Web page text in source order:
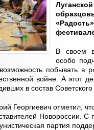
В своем
особо
побывать в
войне. А этот
в состав
Георгиевич отметил,
Новороссии. С
партия